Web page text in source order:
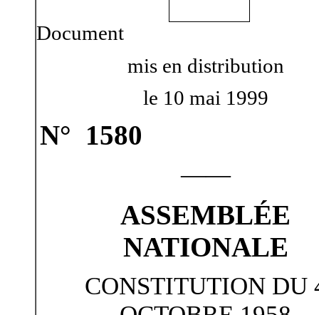
Document
mis en distribution
le 10 mai 1999
N° 1580
——
ASSEMBLÉE
NATIONALE
CONSTITUTION DU